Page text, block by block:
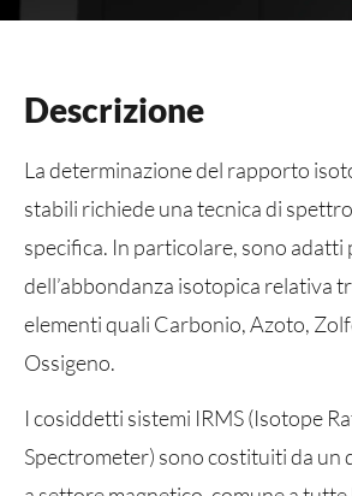
Descrizione
La determinazione del rapporto
stabili richiede una tecnica di
specifica. In particolare, sono adatti
dell’abbondanza isotopica relativa
elementi quali Carbonio, Azoto,
Ossigeno.
I cosiddetti sistemi IRMS (Isotope
Spectrometer) sono costituiti da un